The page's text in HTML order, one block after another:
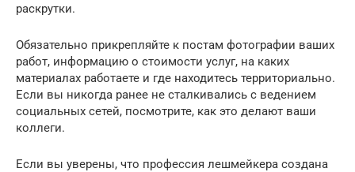
раскрутки.
Обязательно прикрепляйте к постам фотографии ваших
работ, информацию о стоимости услуг, на каких
материалах работаете и где находитесь территориально.
Если вы никогда ранее не сталкивались с ведением
социальных сетей, посмотрите, как это делают ваши
коллеги.
Если вы уверены, что профессия лешмейкера создана